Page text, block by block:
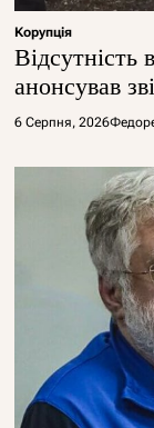
Корупція
Відсутність
анонсував
6 Серпня, 2026